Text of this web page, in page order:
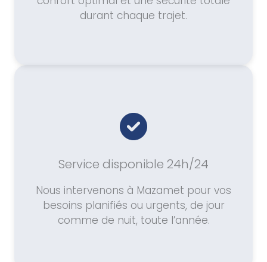
durant chaque trajet.
Service disponible 24h/24
Nous intervenons à Mazamet pour vos
besoins planifiés ou urgents, de jour
comme de nuit, toute l’année.